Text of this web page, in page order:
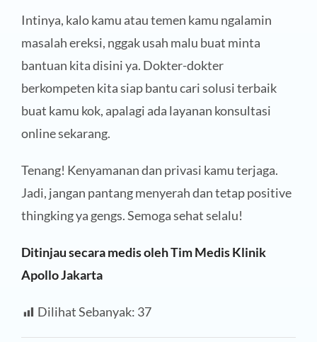
Intinya, kalo kamu atau temen kamu ngalamin
masalah ereksi, nggak usah malu buat minta
bantuan kita disini ya. Dokter-dokter
berkompeten kita siap bantu cari solusi terbaik
buat kamu kok, apalagi ada layanan konsultasi
online sekarang.
Tenang! Kenyamanan dan privasi kamu terjaga.
Jadi, jangan pantang menyerah dan tetap positive
thingking ya gengs. Semoga sehat selalu!
Ditinjau secara medis oleh Tim Medis Klinik
Apollo Jakarta
Dilihat Sebanyak: 37